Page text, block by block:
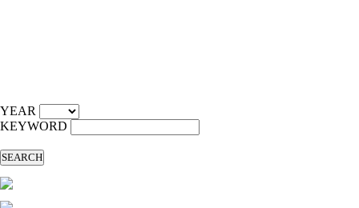
YEAR
KEYWORD
SEARCH